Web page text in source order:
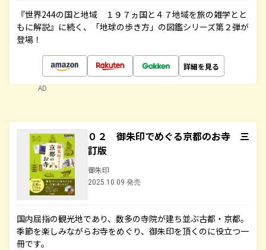
『世界244の国と地域 １９７ヵ国と４７地域を旅の雑学とと
もに解説』に続く、「地球の歩き方」の図鑑シリーズ第２弾が
登場！
詳細を見る
AD
０２ 御朱印でめぐる京都のお寺 三
訂版
御朱印
2025.10.09 発売
国内屈指の観光地であり、数多の寺院が建ち並ぶ古都・京都。
季節を楽しみながらお寺をめぐり、御朱印を頂くのに役立つ一
冊です。